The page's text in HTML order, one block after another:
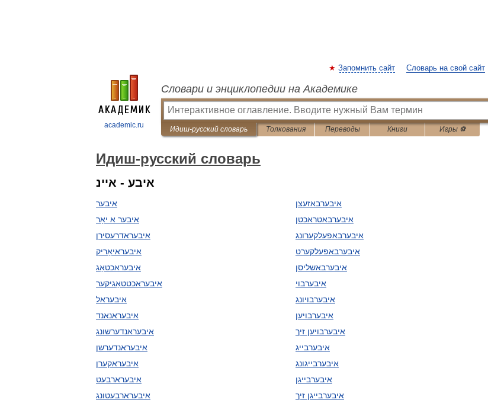
academic.ru
Запомнить сайт Словарь на свой сайт
Словари и энциклопедии на Академике
Идиш-русский словарь Толкования Переводы Книги Игры ⚽
Идиш-русский словарь
איבע - איינ
איבער
איבער א יאָר
איבעראדרעסירן
איבעראיאָריק
איבעראכטאָג
איבעראכטטאָגיקער
איבעראל
איבעראנאנד
איבעראנדערשונג
איבעראנדערשן
איבעראקערן
איבערארבעט
איבערארבעטונג
איבערבאזעצן
איבערבאטראכטן
איבערבאפעלקערונג
איבערבאפעלקערט
איבערבאשליסן
איבערבוי
איבערבויונג
איבערבויען
איבערבויען זיך
איבערבייג
איבערבייגונג
איבערבייגן
איבערבייגן זיך